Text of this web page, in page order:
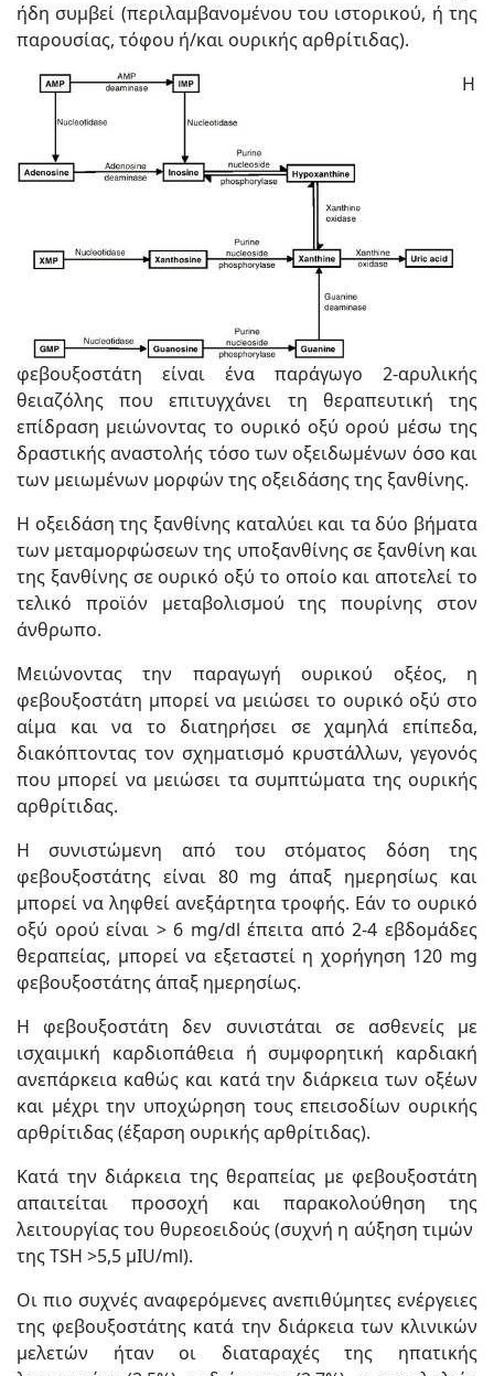
ήδη συμβεί (περιλαμβανομένου του ιστορικού, ή της
παρουσίας, τόφου ή/και ουρικής αρθρίτιδας).
Η
φεβουξοστάτη είναι ένα παράγωγο 2-αρυλικής
θειαζόλης που επιτυγχάνει τη θεραπευτική της
επίδραση μειώνοντας το ουρικό οξύ ορού μέσω της
δραστικής αναστολής τόσο των οξειδωμένων όσο και
των μειωμένων μορφών της οξειδάσης της ξανθίνης.
Η οξειδάση της ξανθίνης καταλύει και τα δύο βήματα
των μεταμορφώσεων της υποξανθίνης σε ξανθίνη και
της ξανθίνης σε ουρικό οξύ το οποίο και αποτελεί το
τελικό προϊόν μεταβολισμού της πουρίνης στον
άνθρωπο.
Μειώνοντας την παραγωγή ουρικού οξέος, η
φεβουξοστάτη μπορεί να μειώσει το ουρικό οξύ στο
αίμα και να το διατηρήσει σε χαμηλά επίπεδα,
διακόπτοντας τον σχηματισμό κρυστάλλων, γεγονός
που μπορεί να μειώσει τα συμπτώματα της ουρικής
αρθρίτιδας.
Η συνιστώμενη από του στόματος δόση της
φεβουξοστάτης είναι 80 mg άπαξ ημερησίως και
μπορεί να ληφθεί ανεξάρτητα τροφής. Εάν το ουρικό
οξύ ορού είναι > 6 mg/dl έπειτα από 2-4 εβδομάδες
θεραπείας, μπορεί να εξεταστεί η χορήγηση 120 mg
φεβουξοστάτης άπαξ ημερησίως.
Η φεβουξοστάτη δεν συνιστάται σε ασθενείς με
ισχαιμική καρδιοπάθεια ή συμφορητική καρδιακή
ανεπάρκεια καθώς και κατά την διάρκεια των οξέων
και μέχρι την υποχώρηση τους επεισοδίων ουρικής
αρθρίτιδας (έξαρση ουρικής αρθρίτιδας).
Κατά την διάρκεια της θεραπείας με φεβουξοστάτη
απαιτείται προσοχή και παρακολούθηση της
λειτουργίας του θυρεοειδούς (συχνή η αύξηση τιμών
της TSH >5,5 μIU/ml).
Οι πιο συχνές αναφερόμενες ανεπιθύμητες ενέργειες
της φεβουξοστάτης κατά την διάρκεια των κλινικών
μελετών ήταν οι διαταραχές της ηπατικής